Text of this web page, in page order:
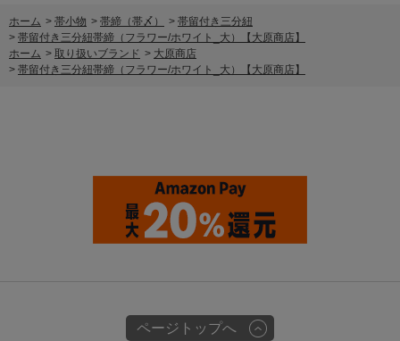
ホーム > 帯小物 > 帯締（帯〆） > 帯留付き三分紐
> 帯留付き三分紐帯締（フラワー/ホワイト_大）【大原商店】
ホーム > 取り扱いブランド > 大原商店
> 帯留付き三分紐帯締（フラワー/ホワイト_大）【大原商店】
ページトップへ